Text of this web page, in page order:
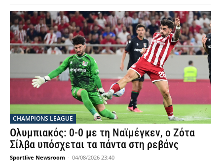
CHAMPIONS LEAGUE
Ολυμπιακός: 0-0 με τη Ναϊμέγκεν, ο Ζότα
Σίλβα υπόσχεται τα πάντα στη ρεβάνς
Sportlive Newsroom - 04/08/2026 23:40